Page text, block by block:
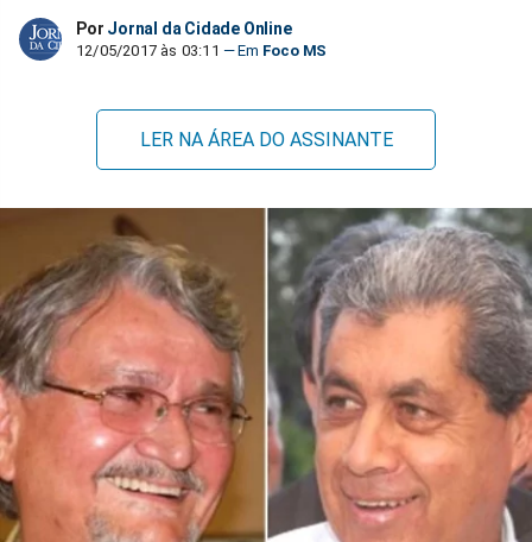
FacebookWhatsappTwitter Messenger
Por Jornal da Cidade Online
12/05/2017 às 03:11 Foco MS
LER NA ÁREA DO ASSINANTE